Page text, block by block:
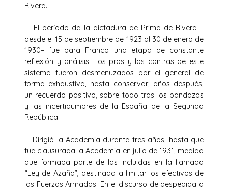
Rivera.
El período de la dictadura de Primo de Rivera –
desde el 15 de septiembre de 1923 al 30 de enero de
1930– fue para Franco una etapa de constante
reflexión y análisis. Los pros y los contras de este
sistema fueron desmenuzados por el general de
forma exhaustiva, hasta conservar, años después,
un recuerdo positivo, sobre todo tras los bandazos
y las incertidumbres de la España de la Segunda
República.
Dirigió la Academia durante tres años, hasta que
fue clausurada la Academia en julio de 1931, medida
que formaba parte de las incluidas en la llamada
“Ley de Azaña”, destinada a limitar los efectivos de
las Fuerzas Armadas. En el discurso de despedida a